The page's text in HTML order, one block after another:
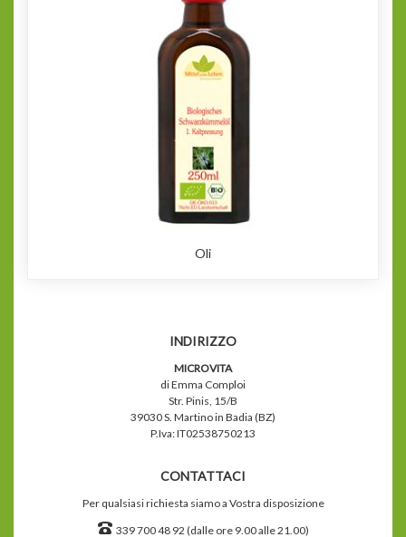
Oli
INDIRIZZO
MICROVITA
di Emma Comploi
Str. Pinis, 15/B
39030 S. Martino in Badia (BZ)
P.Iva: IT02538750213
CONTATTACI
Per qualsiasi richiesta siamo a Vostra disposizione
339 700 48 92 (dalle ore 9.00 alle 21.00)